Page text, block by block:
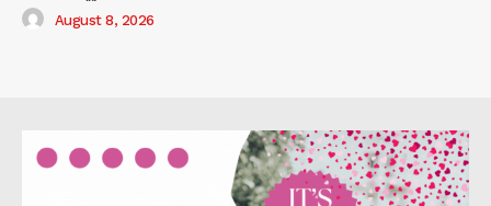
August 8, 2026